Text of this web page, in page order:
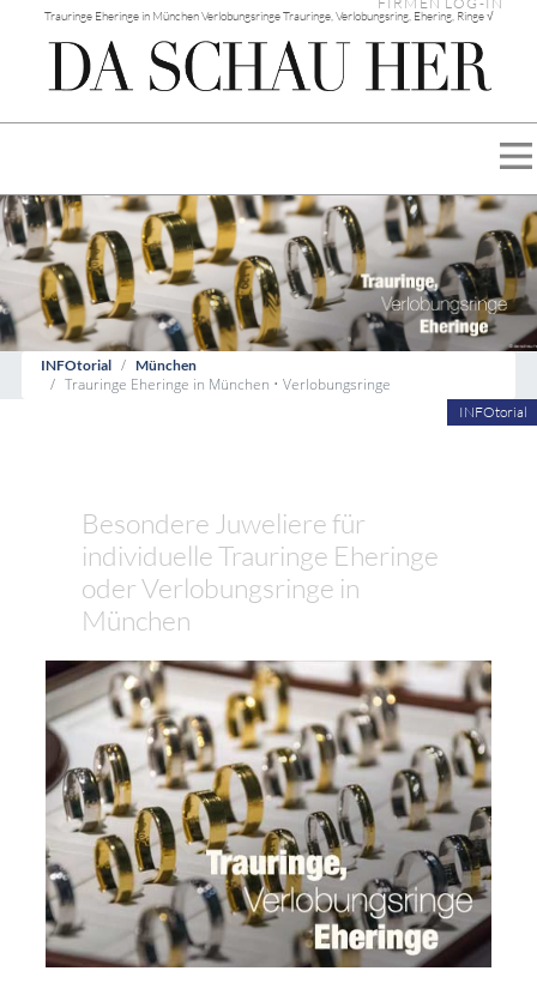
Trauringe Eheringe in München Verlobungsringe Trauringe, Verlobungsring, Ehering, Ringe √
INFOtorial München
Trauringe Eheringe in München • Verlobungsringe
INFOtorial
Besondere Juweliere für
individuelle Trauringe Eheringe
oder Verlobungsringe in
München